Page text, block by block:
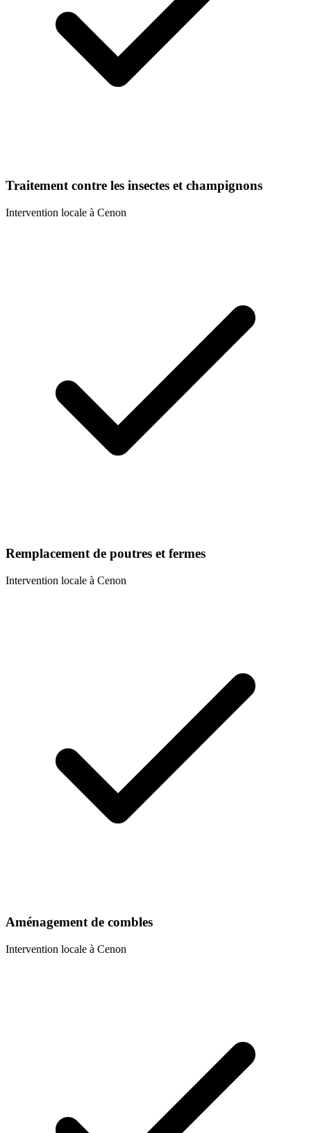
Traitement contre les insectes et champignons
Intervention locale à Cenon
Remplacement de poutres et fermes
Intervention locale à Cenon
Aménagement de combles
Intervention locale à Cenon